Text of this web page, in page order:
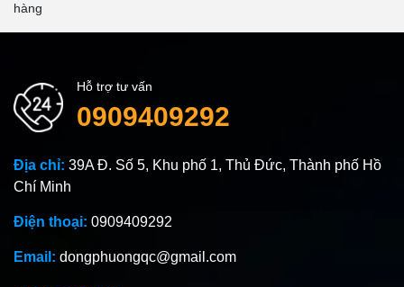
hàng
Hỗ trợ tư vấn
0909409292
Địa chỉ: 39A Đ. Số 5, Khu phố 1, Thủ Đức, Thành phố Hồ
Chí Minh
Điện thoại: 0909409292
Email: dongphuongqc@gmail.com